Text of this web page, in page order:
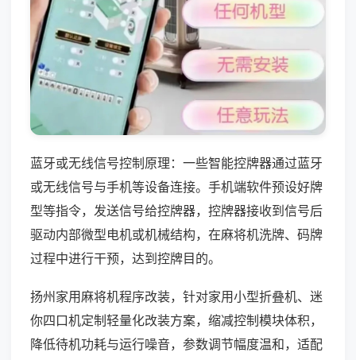
蓝牙或无线信号控制原理：一些智能控牌器通过蓝牙
或无线信号与手机等设备连接。手机端软件预设好牌
型等指令，发送信号给控牌器，控牌器接收到信号后
驱动内部微型电机或机械结构，在麻将机洗牌、码牌
过程中进行干预，达到控牌目的。
扬州家用麻将机程序改装，针对家用小型折叠机、迷
你四口机定制轻量化改装方案，缩减控制模块体积，
降低待机功耗与运行噪音，参数调节幅度温和，适配